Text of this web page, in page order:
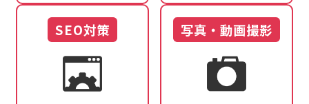
SEO対策 写真・動画撮影